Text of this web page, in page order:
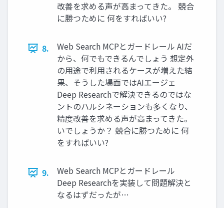
改善を求める声が高まってきた。 競合
に勝つために 何をすればいい?
8.
Web Search MCPとガードレール AIだ
から、何でもできるんでしょう 想定外
の用途で利用されるケースが増えた結
果、そうした場面ではAIエージェ
Deep Researchで解決できるのではな
ントのハルシネーションも多くなり、
精度改善を求める声が高まってきた。
いでしょうか？ 競合に勝つために 何
をすればいい?
9.
Web Search MCPとガードレール
Deep Researchを実装して問題解決と
なるはずだったが…